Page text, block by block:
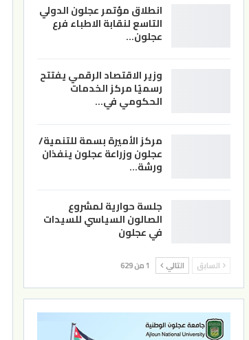
انطلاق مؤتمر عجلون الدولي
التاسع لنقابة الاطباء فرع
عجلون…
وزير الاقتصاد الرقمي يفتتح
رسميًا مركز الخدمات
الحكومي في…
مركز الأميرة بسمة للتنمية/
عجلون وزراعة عجلون ينفذان
ورشة…
جلسة حوارية لمشروع
الصالون السياسي للسيدات
في عجلون
السابق التالي 1 من 629